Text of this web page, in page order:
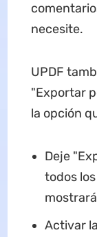
necesite.
UPDF
"Exportar
la opción
Deje
todos
Activar